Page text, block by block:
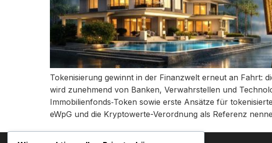
Tokenisierung gewinnt in der Finanzwelt erneut an Fahrt:
wird zunehmend von Banken, Verwahrstellen und
Immobilienfonds‑Token sowie erste Ansätze für
eWpG und die Kryptowerte-Verordnung als Referenz